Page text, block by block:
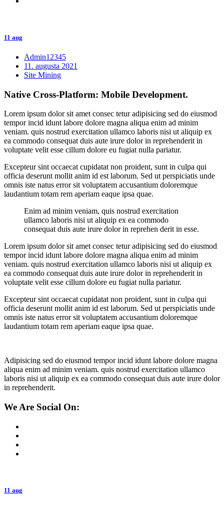
11 aug
Admin12345
11. augusta 2021
Site Mining
Native Cross-Platform: Mobile Development.
Lorem ipsum dolor sit amet consec tetur adipisicing sed do eiusmod
tempor incid idunt labore dolore magna aliqua enim ad minim
veniam. quis nostrud exercitation ullamco laboris nisi ut aliquip ex
ea commodo consequat duis aute irure dolor in reprehenderit in
voluptate velit esse cillum dolore eu fugiat nulla pariatur.
Excepteur sint occaecat cupidatat non proident, sunt in culpa qui
officia deserunt mollit anim id est laborum. Sed ut perspiciatis unde
omnis iste natus error sit voluptatem accusantium doloremque
laudantium totam rem aperiam eaque ipsa quae.
Enim ad minim veniam, quis nostrud exercitation
ullamco laboris nisi ut aliquip ex ea commodo
consequat duis aute irure dolor in reprehen derit in esse.
Lorem ipsum dolor sit amet consec tetur adipisicing sed do eiusmod
tempor incid idunt labore dolore magna aliqua enim ad minim
veniam. quis nostrud exercitation ullamco laboris nisi ut aliquip ex
ea commodo consequat duis aute irure dolor in reprehenderit in
voluptate velit esse cillum dolore eu fugiat nulla pariatur.
Excepteur sint occaecat cupidatat non proident, sunt in culpa qui
officia deserunt mollit anim id est laborum. Sed ut perspiciatis unde
omnis iste natus error sit voluptatem accusantium doloremque
laudantium totam rem aperiam eaque ipsa quae.
Adipisicing sed do eiusmod tempor incid idunt labore dolore magna
aliqua enim ad minim veniam. quis nostrud exercitation ullamco
laboris nisi ut aliquip ex ea commodo consequat duis aute irure dolor
in reprehenderit.
We Are Social On:
11 aug